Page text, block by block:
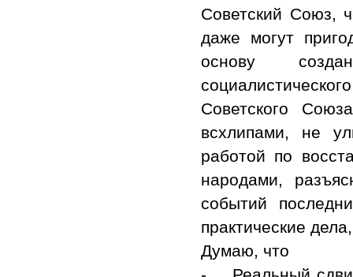
Советский Союз,
даже могут
основу
Советского
всхлипами, не
работой по
народами,
событий
практические
Думаю, что